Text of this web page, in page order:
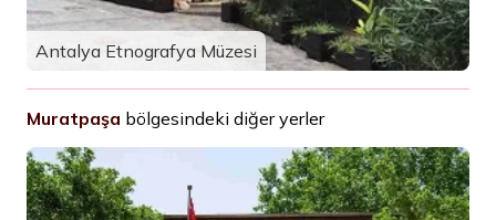
Antalya Etnografya Müzesi
Muratpaşa bölgesindeki diğer yerler